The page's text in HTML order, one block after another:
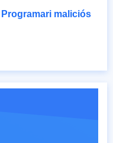
Programari maliciós